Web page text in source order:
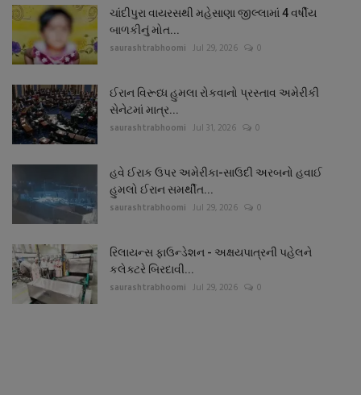
ચાંદીપુરા વાયરસથી મહેસાણા જીલ્લામાં 4 વર્ષીય
બાળકીનું મોત...
saurashtrabhoomi Jul 29, 2026 0
ઈરાન વિરૂધ્ધ હુમલા રોકવાનો પ્રસ્તાવ અમેરીકી
સેનેટમાં માત્ર...
saurashtrabhoomi Jul 31, 2026 0
હવે ઈરાક ઉપર અમેરીકા-સાઉદી અરબનો હવાઈ
હુમલો ઈરાન સમર્થીત...
saurashtrabhoomi Jul 29, 2026 0
રિલાયન્સ ફાઉન્ડેશન - અક્ષયપાત્રની પહેલને
કલેક્ટરે બિરદાવી...
saurashtrabhoomi Jul 29, 2026 0